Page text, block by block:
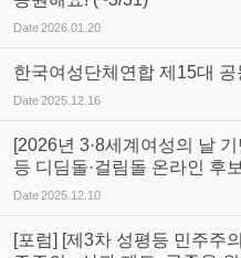
Date2026.01.20
한국여성단체연합 제15대
Date2025.12.16
[2026년 3·8세계여성의 날
등 디딤돌·걸림돌 온라인 후
Date2025.12.10
[포럼] [제3차 성평등 민주주